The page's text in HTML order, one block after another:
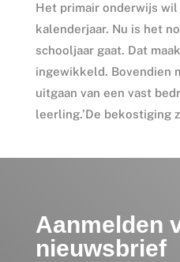
Het primair onderwijs
kalenderjaar. Nu is het
schooljaar gaat. Dat
ingewikkeld. Bovendien
uitgaan van een vast
leerling.’De bekostiging
Aanmelden
nieuwsbrief